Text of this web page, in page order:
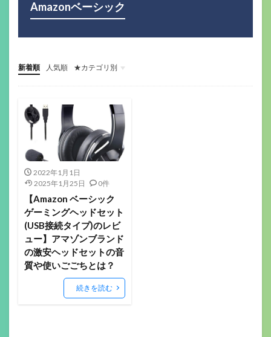
Amazonベーシック
新着順 人気順
★カテゴリ別
ゲーミングデバイス
ガジェット関係
その他(ガジェットや音楽）
音楽機材
マウス
キーボード
ヘッドセット
イヤホン
ゲーミングモニター
ヘッドホン
マイク
配信機材
ゲーミングパッド
ゲーミングチェア
サラウンドアンプ
マウスパッド
Webカメラ
スマートウォッチ
美容
フィットネス
ロボット掃除機
ボードゲーム
2022年1月1日
2025年1月25日
0件
【Amazon ベーシック
ゲーミングヘッドセット
(USB接続タイプ)のレビ
ュー】アマゾンブランド
の激安ヘッドセットの音
質や使いごごちとは？
続きを読む